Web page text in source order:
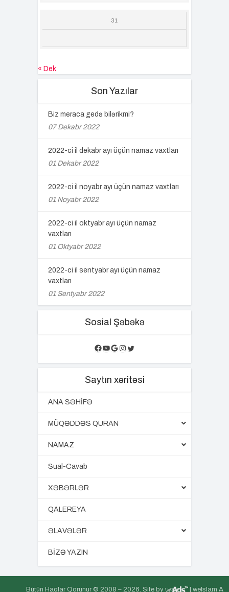
31
« Dek
Son Yazılar
Biz meraca gedə bilərikmi?
07 Dekabr 2022
2022-ci il dekabr ayı üçün namaz vaxtları
01 Dekabr 2022
2022-ci il noyabr ayı üçün namaz vaxtları
01 Noyabr 2022
2022-ci il oktyabr ayı üçün namaz
vaxtları
01 Oktyabr 2022
2022-ci il sentyabr ayı üçün namaz
vaxtları
01 Sentyabr 2022
Sosial Şəbəkə
Facebook
YouTube
Google
Instagram
Twitter
Saytın xəritəsi
ANA SƏHİFƏ
MÜQƏDDƏS QURAN
NAMAZ
Sual-Cavab
XƏBƏRLƏR
QALEREYA
ƏLAVƏLƏR
BİZƏ YAZIN
Bütün Haqlar Qorunur © 2008 – 2026. Site by | weIslam A